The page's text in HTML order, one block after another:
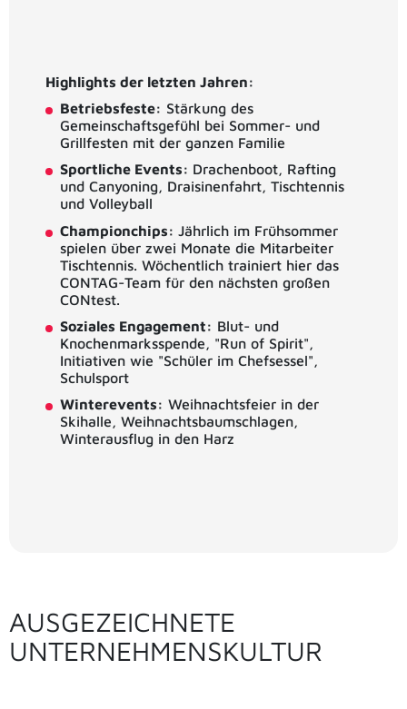
Highlights der letzten Jahren:
Betriebsfeste: Stärkung des
Gemeinschaftsgefühl bei Sommer- und
Grillfesten mit der ganzen Familie
Sportliche Events: Drachenboot, Rafting
und Canyoning, Draisinenfahrt, Tischtennis
und Volleyball
Championchips: Jährlich im Frühsommer
spielen über zwei Monate die Mitarbeiter
Tischtennis. Wöchentlich trainiert hier das
CONTAG-Team für den nächsten großen
CONtest.
Soziales Engagement: Blut- und
Knochenmarksspende, "Run of Spirit",
Initiativen wie "Schüler im Chefsessel",
Schulsport
Winterevents: Weihnachtsfeier in der
Skihalle, Weihnachtsbaumschlagen,
Winterausflug in den Harz
AUSGEZEICHNETE
UNTERNEHMENSKULTUR